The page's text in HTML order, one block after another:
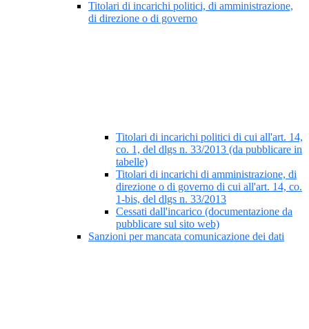
Titolari di incarichi politici, di amministrazione,
di direzione o di governo
Titolari di incarichi politici di cui all'art. 14,
co. 1, del dlgs n. 33/2013 (da pubblicare in
tabelle)
Titolari di incarichi di amministrazione, di
direzione o di governo di cui all'art. 14, co.
1-bis, del dlgs n. 33/2013
Cessati dall'incarico (documentazione da
pubblicare sul sito web)
Sanzioni per mancata comunicazione dei dati